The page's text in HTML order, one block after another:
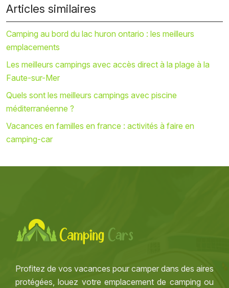
Articles similaires
Camping au bord du lac huron ontario : les meilleurs
emplacements
Les meilleurs campings avec accès direct à la plage à la
Faute-sur-Mer
Quels sont les meilleurs campings avec piscine
méditerranéenne ?
Vacances en familles en france : activités à faire en
camping-car
Profitez de vos vacances pour camper dans des aires
protégées, louez votre emplacement de camping ou